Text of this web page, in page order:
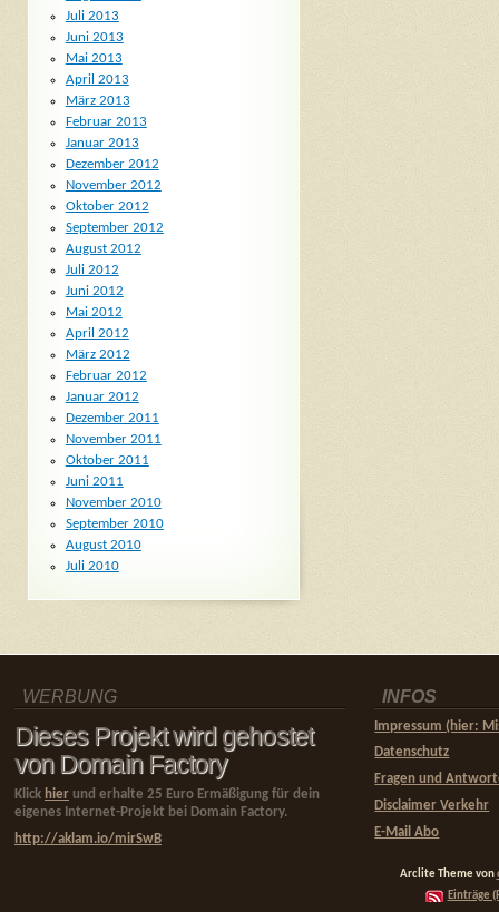
Juli 2013
Juni 2013
Mai 2013
April 2013
März 2013
Februar 2013
Januar 2013
Dezember 2012
November 2012
Oktober 2012
September 2012
August 2012
Juli 2012
Juni 2012
Mai 2012
April 2012
März 2012
Februar 2012
Januar 2012
Dezember 2011
November 2011
Oktober 2011
Juni 2011
November 2010
September 2010
August 2010
Juli 2010
WERBUNG
Dieses Projekt wird gehostet
von Domain Factory
Klick hier und erhalte 25 Euro Ermäßigung für dein
eigenes Internet-Projekt bei Domain Factory.
http://aklam.io/mirSwB
INFOS
Impressum (hier:
Datenschutz
Fragen und
Disclaimer Verkehr
E-Mail Abo
Arclite Theme von
Einträge